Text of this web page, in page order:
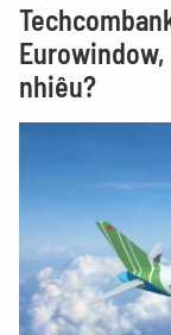
Eurowindow,
nhiêu?